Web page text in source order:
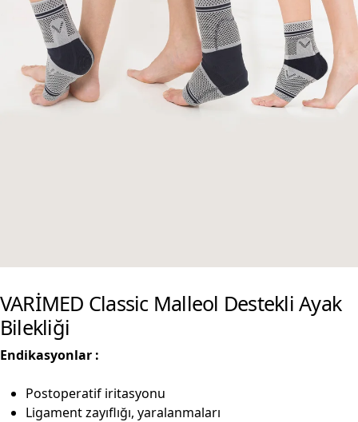
VARİMED Classic Malleol Destekli Ayak
Bilekliği
Endikasyonlar :
Postoperatif iritasyonu
Ligament zayıflığı, yaralanmaları